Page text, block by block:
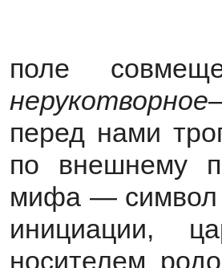
поле
перед нами
по внешнему
мифа — символ
инициации,
носителем